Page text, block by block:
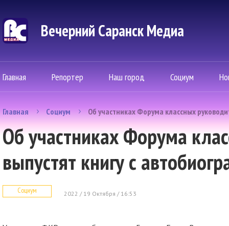
Вечерний Саранск Mедиа
Главная Репортер Наш город Социум
Главная Социум Об участниках Форума классных
Об участниках Форума
выпустят книгу с
Социум 2022 / 19 Октября / 16:53